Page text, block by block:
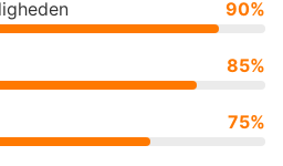
90%
85%
75%